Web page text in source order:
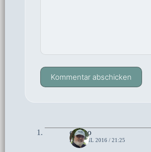
Kommentar abschicken
czoczo
21. APRIL 2016 / 21:25